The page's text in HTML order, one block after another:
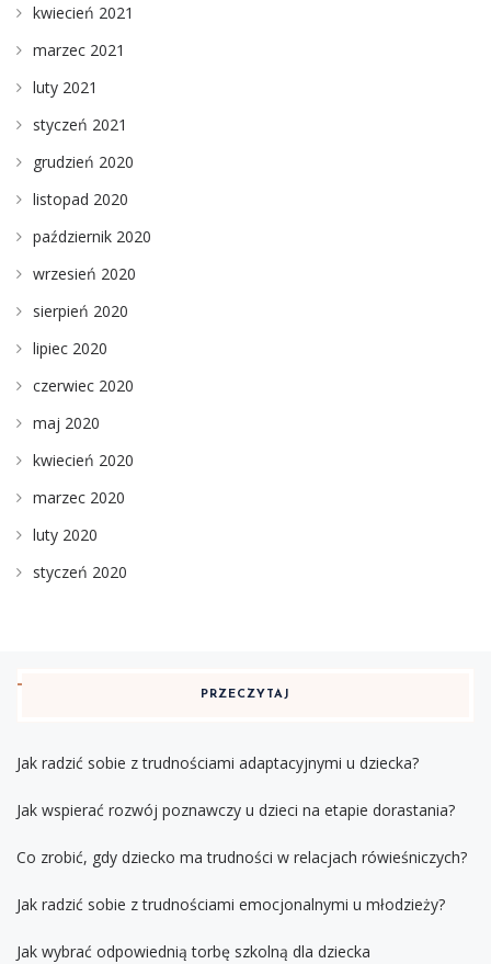
kwiecień 2021
marzec 2021
luty 2021
styczeń 2021
grudzień 2020
listopad 2020
październik 2020
wrzesień 2020
sierpień 2020
lipiec 2020
czerwiec 2020
maj 2020
kwiecień 2020
marzec 2020
luty 2020
styczeń 2020
PRZECZYTAJ
Jak radzić sobie z trudnościami adaptacyjnymi u dziecka?
Jak wspierać rozwój poznawczy u dzieci na etapie dorastania?
Co zrobić, gdy dziecko ma trudności w relacjach rówieśniczych?
Jak radzić sobie z trudnościami emocjonalnymi u młodzieży?
Jak wybrać odpowiednią torbę szkolną dla dziecka